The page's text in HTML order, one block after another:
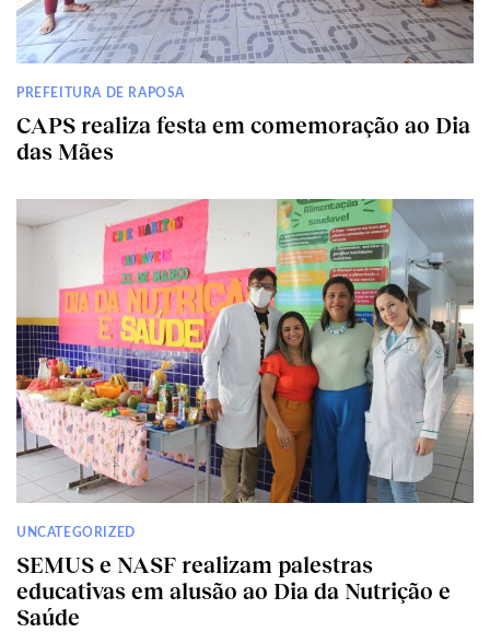
PREFEITURA DE RAPOSA
CAPS realiza festa em comemoração ao Dia
das Mães
UNCATEGORIZED
SEMUS e NASF realizam palestras
educativas em alusão ao Dia da Nutrição e
Saúde